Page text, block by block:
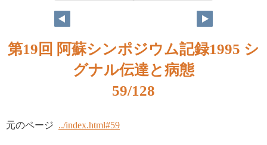
第19回 阿蘇シンポジウム記録1995 シ
グナル伝達と病態
59/128
元のページ ../index.html#59